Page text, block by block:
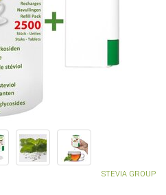
STEVIA GROUP